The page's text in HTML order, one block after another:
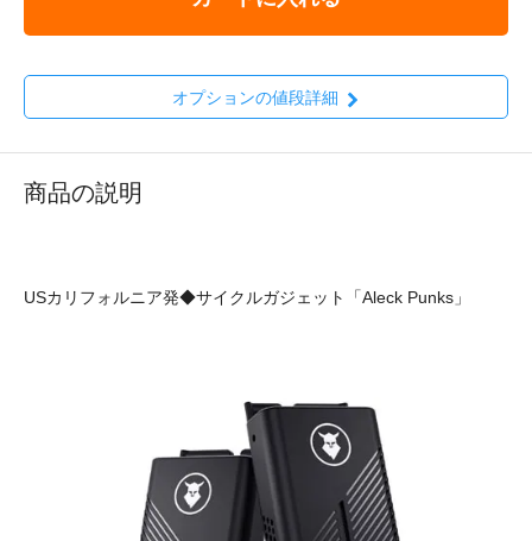
オプションの値段詳細
商品の説明
USカリフォルニア発◆サイクルガジェット「Aleck Punks」